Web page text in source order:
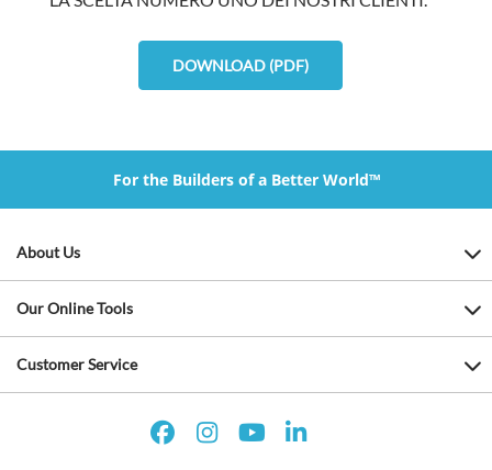
DOWNLOAD (PDF)
For the Builders of a Better World™
About Us
Our Online Tools
Customer Service